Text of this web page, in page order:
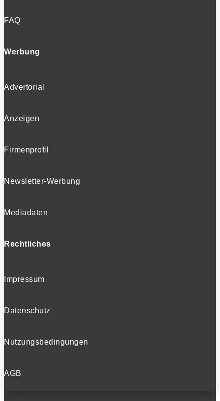
FAQ
Werbung
Advertorial
Anzeigen
Firmenprofil
Newsletter-Werbung
Mediadaten
Rechtliches
Impressum
Datenschutz
Nutzungsbedingungen
AGB